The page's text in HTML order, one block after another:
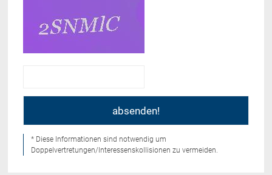
* Diese Informationen sind notwendig um
Doppelvertretungen/Interessenskollisionen zu vermeiden.